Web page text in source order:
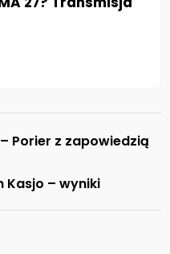
Porier z zapowiedzią
Kasjo – wyniki